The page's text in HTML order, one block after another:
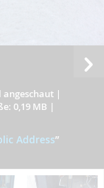
angeschaut|
0,19 MB |
Address”